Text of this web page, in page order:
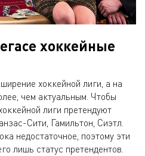
хоккейные
хоккейной лиги, а на
чем актуальным. Чтобы
лиги претендуют
Сити, Гамильтон, Сиэтл.
недостаточное, поэтому эти
лишь статус претендентов.